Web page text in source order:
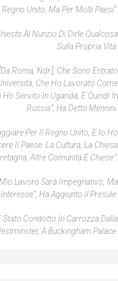
Unito, Ma Per Molti Paesi”.
Al Nunzio Di Dirle Qualcosa
Sulla Propria Vita.
Roma, Ndr.], Che Sono Entrato
Che Ho Lavorato Come
Servito In Uganda, E Quindi In
Russia”, Ha Detto Mennini.
Per Il Regno Unito, E Io Ho
Il Paese: La Cultura, La Chiesa
Altre Comunità E Chiese”.
Lavoro Sarà Impegnativo, Ma
Ha Aggiunto Il Presule.
Stato Condotto In Carrozza Dalla
A Buckingham Palace.